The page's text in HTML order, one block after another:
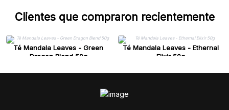
Clientes que compraron recientemente
Té Mandala Leaves - Green
Dragon Blend 50g
Té Mandala Leaves - Ethernal
Elixir 50g